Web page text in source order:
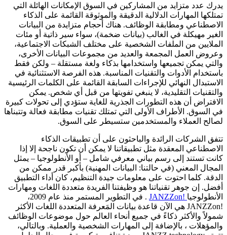
يدرك عدد متزايد من المشاركين في السوق الإمكانات الهائلة التي
تمتلكها المهارات الدلالية الدقيقة والموثوقة القائمة على الذكاء
الاصطناعي ومطابقة الوظائف. هناك أحجام متزايدة من البيانات
الغير مهيكلة في الغالب (بيانات ضخمة)، سواء سير ذاتية أو مئات
الملايين من الملفات الشخصية على مختلف الشبكات الاجتماعية،
وعروض العمل المجمعة والعديد من مجموعات البيانات الأخرى،
والتي يمكن تجميعها واستخدامها بذكاء ولغة مستقلة – ولكن فقط
باستخدام الأدوات والتقنيات المناسبة. هذه الفرصة الاستثنائية في
الاستبدال النهائي للإجراءات السابقة القائمة على الكلمات الرئيسية
والتقنيات التقليدية، لا ينبغي تفويتها من قبل أي شخص. يمكن
الافتراض أن هذه التطورات الجذرية للغاية ستؤدي إلى تحولات كبيرة
في السوق. الأطراف الأولى التي تمتلك تقنيات مطابقة فعالة وتتبناها
لصالح العملاء والمستخدمين ستسيطر على السوق.
تتفق الشركات الرائدة والباحثون على أن تطبيقات الذكاء
الاصطناعي المعقدة مثل تطبيقاتنا لا يمكن أن تكون ناجحة إلا إذا
كانت تستند إلى رسم بياني معرفي شامل – أو الأنطولوجيا – يمثل
المجال المعني (في حالتنا: البيانات المهنية) بأكبر قدر ممكن من
الدقة. كلما احتوت على معلومات جيدة التنظيم، كان أداء التطبيق
أفضل. إن جوهر تقنياتنا هو وظيفتنا الفريدة متعددة اللغات ومهارات
الأنطولوجيا !JANZZon
. في التطوير المستمر منذ عام 2009،
!JANZZon هي الآن قاعدة بيانات المَعرفة المتعددة اللغات الأكثر
شمولاً والأكثر ذكاءً في جميع أنحاء العالم حول موضوعات الوظائف
والمؤهلات ، بالإضافة إلى المهارات الشخصية والعملية. وبالتالي،